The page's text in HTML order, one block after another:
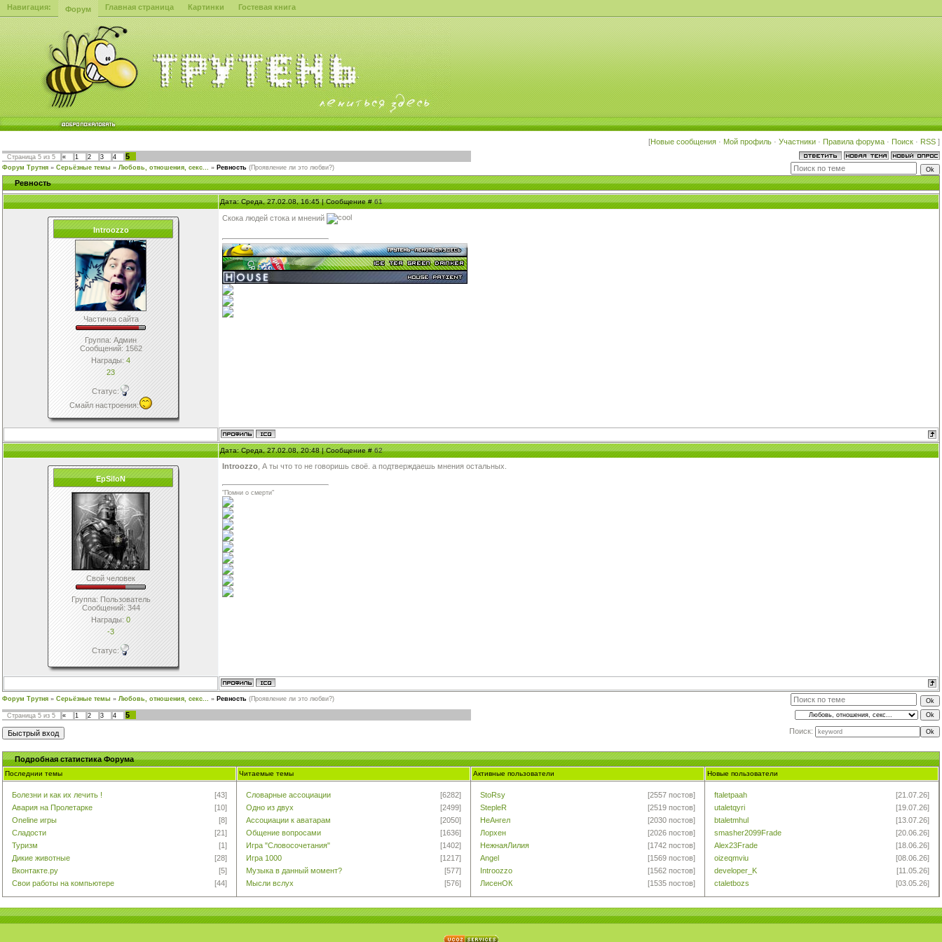
Навигация: Форум Главная страница Картинки Гостевая книга
[Новые сообщения · Мой профиль · Участники · Правила форума · Поиск · RSS ]
Страница 5 из 5 « 1 2 3 4 5
Форум Трутня » Серьёзные темы » Любовь, отношения, секс... » Ревность (Проявление ли это любви?)
Ревность
Дата: Среда, 27.02.08, 16:45 | Сообщение #61
Introozzo
Частичка сайта
Группа: Админ
Сообщений:1562
Награды:4
23
Статус:
Смайл настроения:
Скока людей стока и мнений
Дата: Среда, 27.02.08, 20:48 | Сообщение #62
EpSiloN
Свой человек
Группа: Пользователь
Сообщений:344
Награды:0
-3
Статус:
Introozzo , А ты что то не говоришь своё. а подтверждаешь мнения остальных.
"Помни о смерти"
Форум Трутня » Серьёзные темы » Любовь, отношения, секс... » Ревность (Проявление ли это любви?)
Страница 5 из 5 « 1 2 3 4
5
Поиск:
Подробная cтатистика Форума
Последнии темы Читаемые темы Активные пользователи Новые пользователи
Болезни и как их лечить !
[43]
Авария на Пролетарке
[10]
Oneline игры
[8]
Сладости
[21]
Туризм
[1]
Дикие животные
[28]
Вконтакте.ру
[5]
Свои работы на компьютере
[44]
Словарные ассоциации
[6282]
Одно из двух
[2499]
Ассоциации к аватарам
[2050]
Общение вопросами
[1636]
Игра "Словосочетания"
[1402]
Игра 1000
[1217]
Музыка в данный момент?
[577]
Мысли вслух
[576]
StoRsy
[2557 постов]
StepleR
[2519 постов]
НеАнгел
[2030 постов]
Лорхен
[2026 постов]
НежнаяЛилия
[1742 постов]
Angel
[1569 постов]
Introozzo
[1562 постов]
ЛисенОК
[1535 постов]
ftaletpaah
[21.07.26]
utaletqyri
[19.07.26]
btaletmhul
[13.07.26]
smasher2099Frade
[20.06.26]
Alex23Frade
[18.06.26]
oizeqmviu
[08.06.26]
developer_K
[11.05.26]
ctaletbozs
[03.05.26]